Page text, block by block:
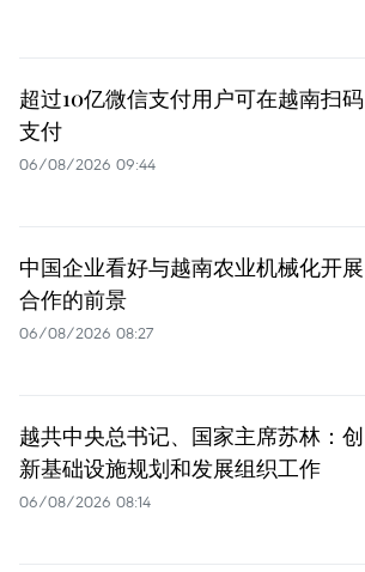
超过10亿微信支付用户可在越南扫码
支付
06/08/2026 09:44
中国企业看好与越南农业机械化开展
合作的前景
06/08/2026 08:27
越共中央总书记、国家主席苏林：创
新基础设施规划和发展组织工作
06/08/2026 08:14